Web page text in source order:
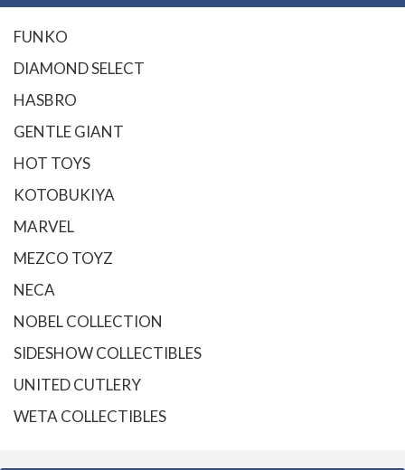
FUNKO
DIAMOND SELECT
HASBRO
GENTLE GIANT
HOT TOYS
KOTOBUKIYA
MARVEL
MEZCO TOYZ
NECA
NOBEL COLLECTION
SIDESHOW COLLECTIBLES
UNITED CUTLERY
WETA COLLECTIBLES